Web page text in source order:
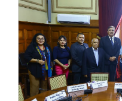
También fue aprobado,
recaído en varios
beneficios laborales
cual plantea la
Universitaria.
De acuerdo con el